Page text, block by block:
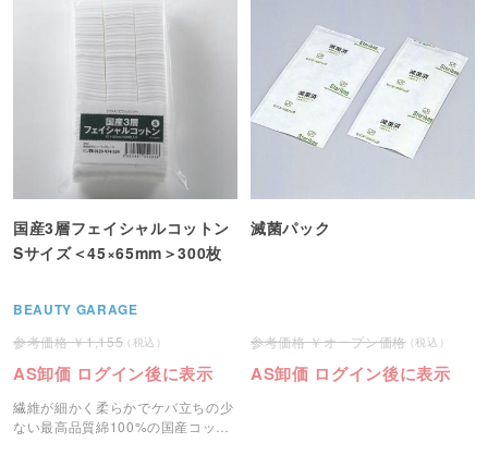
国産3層フェイシャルコットン
Sサイズ＜45×65mm＞300枚
BEAUTY GARAGE
1,155
AS卸価 ログイン後に表示
繊維が細かく柔らかでケバ立ちの少
ない最高品質綿100%の国産コット
滅菌パック
オープン価格
AS卸価 ログイン後に表示